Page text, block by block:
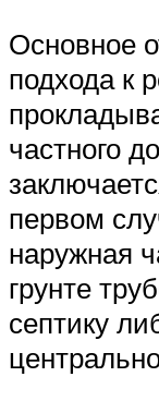
Основное
подхода к
частного
первом
наружная
грунте
септику